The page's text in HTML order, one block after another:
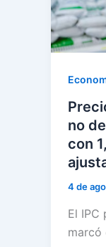
no
con
4 de
El IPC
marcó